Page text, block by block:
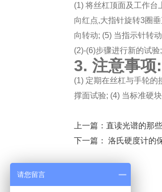
(1) 将丝杠顶面及工作台
向红点,大指针旋转3圈
向转动; (5) 当指示针转
(2)-(6)步骤进行新的试
3. 注意事项:
(1) 定期在丝杠与手轮的
撑面试验; (4) 当标准硬
上一篇： 直读光谱的那
下一篇： 洛氏硬度计的
请您留言